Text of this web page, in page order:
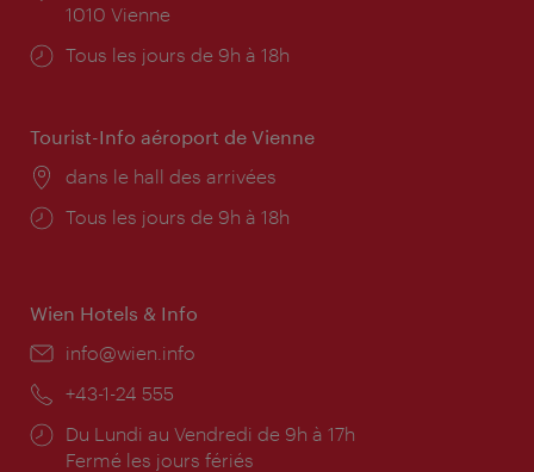
1010 Vienne
Horaires
Tous les jours de 9h à 18h
Tourist-Info aéroport de Vienne
Lieu:
dans le hall des arrivées
Horaires
Tous les jours de 9h à 18h
Wien Hotels & Info
E-
info@wien.info
Téléphone:
+43-1-24 555
Horaires
d'ouverture:
Du Lundi au Vendredi de 9h à 17h
Fermé les jours fériés